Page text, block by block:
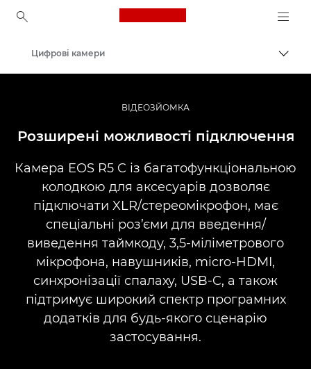
Canon Logo, back to
Цифрові камери
ВІДЕОЗЙОМКА
Розширені можливості підключення
Камера EOS R5 C із багатофункціональною
колодкою для аксесуарів дозволяє
підключати XLR/стереомікрофон, має
спеціальні роз’єми для введення/
виведення таймкоду, 3,5-міліметрового
мікрофона, навушників, micro-HDMI,
синхронізації спалаху, USB-C, а також
підтримує широкий спектр програмних
додатків для будь-якого сценарію
застосування.